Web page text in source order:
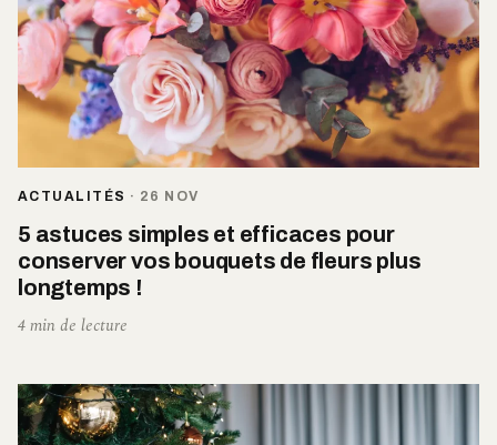
ACTUALITÉS · 26 NOV
5 astuces simples et efficaces pour
conserver vos bouquets de fleurs plus
longtemps !
4 min de lecture